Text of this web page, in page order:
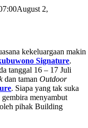
August 2,
kekeluargaan makin
Signature.
tanggal 16 – 17 Juli
dan tamanOutdoor
. Siapa yang tak suka
menyambut
pihak Building